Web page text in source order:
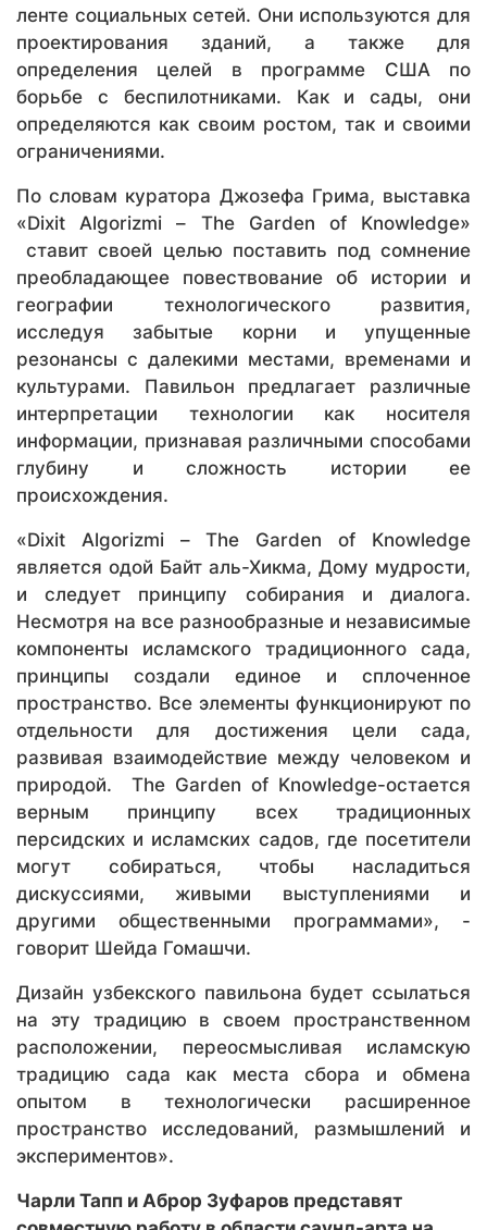
ленте социальных сетей. Они используются для
проектирования зданий, а также для
определения целей в программе США по
борьбе с беспилотниками. Как и сады, они
определяются как своим ростом, так и своими
ограничениями.
По словам куратора Джозефа Грима, выставка
«Dixit Algorizmi – The Garden of Knowledge»
ставит своей целью поставить под сомнение
преобладающее повествование об истории и
географии технологического развития,
исследуя забытые корни и упущенные
резонансы с далекими местами, временами и
культурами. Павильон предлагает различные
интерпретации технологии как носителя
информации, признавая различными способами
глубину и сложность истории ее
происхождения.
«Dixit Algorizmi – The Garden of Knowledge
является одой Байт аль-Хикма, Дому мудрости,
и следует принципу собирания и диалога.
Несмотря на все разнообразные и независимые
компоненты исламского традиционного сада,
принципы создали единое и сплоченное
пространство. Все элементы функционируют по
отдельности для достижения цели сада,
развивая взаимодействие между человеком и
природой. The Garden of Knowledge-остается
верным принципу всех традиционных
персидских и исламских садов, где посетители
могут собираться, чтобы насладиться
дискуссиями, живыми выступлениями и
другими общественными программами», -
говорит Шейда Гомашчи.
Дизайн узбекского павильона будет ссылаться
на эту традицию в своем пространственном
расположении, переосмысливая исламскую
традицию сада как места сбора и обмена
опытом в технологически расширенное
пространство исследований, размышлений и
экспериментов».
Чарли Тапп и Аброр Зуфаров представят